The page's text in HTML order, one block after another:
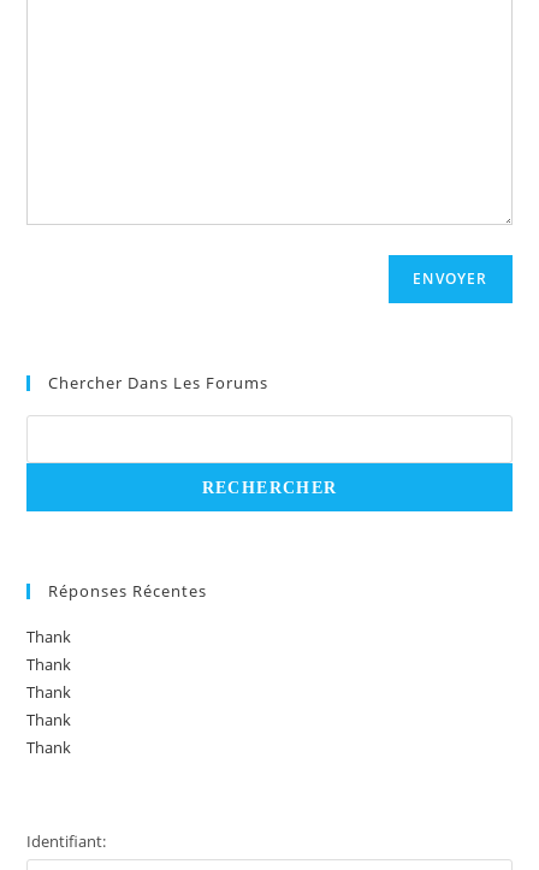
ENVOYER
Chercher Dans Les Forums
Réponses Récentes
Thank
Thank
Thank
Thank
Thank
Identifiant: